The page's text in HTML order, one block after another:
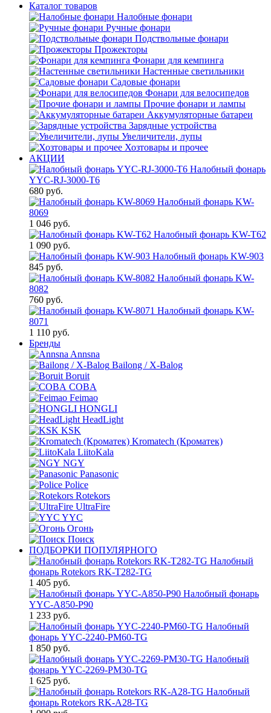
Каталог товаров
Налобные фонари
Ручные фонари
Подствольные фонари
Прожекторы
Фонари для кемпинга
Настенные светильники
Садовые фонари
Фонари для велосипедов
Прочие фонари и лампы
Аккумуляторные батареи
Зарядные устройства
Увеличители, лупы
Хозтовары и прочее
АКЦИИ
Налобный фонарь
YYC-RJ-3000-T6
680 руб.
Налобный фонарь KW-
8069
1 046 руб.
Налобный фонарь KW-T62
1 090 руб.
Налобный фонарь KW-903
845 руб.
Налобный фонарь KW-
8082
760 руб.
Налобный фонарь KW-
8071
1 110 руб.
Бренды
Annsna
Bailong / X-Balog
Boruit
COBA
Feimao
HONGLI
HeadLight
KSK
Kromatech (Кроматек)
LiitoKala
NGY
Panasonic
Police
Rotekors
UltraFire
YYC
Огонь
Поиск
ПОДБОРКИ ПОПУЛЯРНОГО
Налобный
фонарь Rotekors RK-T282-TG
1 405 руб.
Налобный фонарь
YYC-A850-P90
1 233 руб.
Налобный
фонарь YYC-2240-PM60-TG
1 850 руб.
Налобный
фонарь YYC-2269-PM30-TG
1 625 руб.
Налобный
фонарь Rotekors RK-A28-TG